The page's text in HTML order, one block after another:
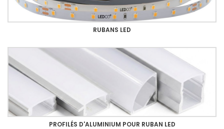
RUBANS LED
PROFILÉS D'ALUMINIUM POUR RUBAN LED